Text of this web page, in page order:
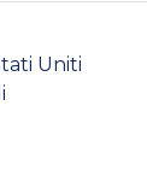
Uniti